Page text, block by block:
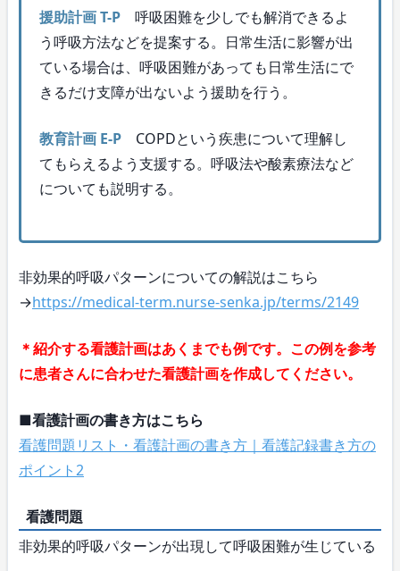
援助計画 T-P 呼吸困難を少しでも解消できるよ
う呼吸方法などを提案する。日常生活に影響が出
ている場合は、呼吸困難があっても日常生活にで
きるだけ支障が出ないよう援助を行う。
教育計画 E-P COPDという疾患について理解し
てもらえるよう支援する。呼吸法や酸素療法など
についても説明する。
非効果的呼吸パターンについての解説はこちら
→https://medical-term.nurse-senka.jp/terms/2149
＊紹介する看護計画はあくまでも例です。この例を参考
に患者さんに合わせた看護計画を作成してください。
■看護計画の書き方はこちら
看護問題リスト・看護計画の書き方｜看護記録書き方の
ポイント2
看護問題
非効果的呼吸パターンが出現して呼吸困難が生じている